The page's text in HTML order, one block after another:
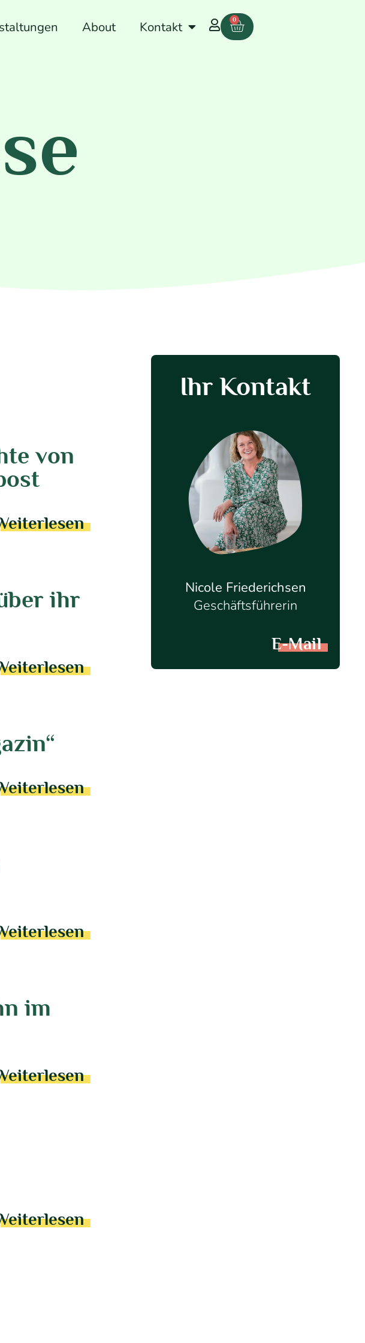
About Kontakt 0
von
ihr
im
Ihr Kontakt
Nicole Friederichsen
Geschäftsführerin
E-Mail